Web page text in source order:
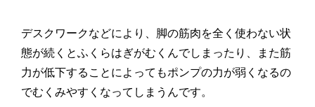
デスクワークなどにより、脚の筋肉を全く使わない状
態が続くとふくらはぎがむくんでしまったり、また筋
力が低下することによってもポンプの力が弱くなるの
でむくみやすくなってしまうんです。